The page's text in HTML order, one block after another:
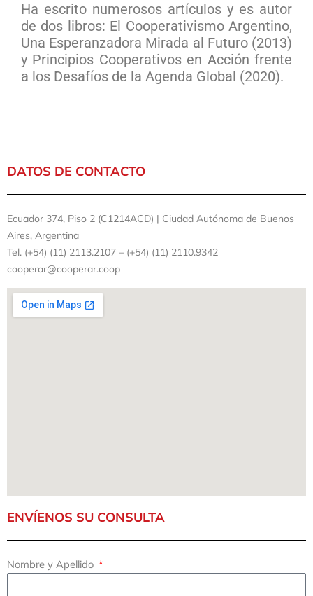
Ha escrito numerosos artículos y es autor
de dos libros: El Cooperativismo Argentino,
Una Esperanzadora Mirada al Futuro (2013)
y Principios Cooperativos en Acción frente
a los Desafíos de la Agenda Global (2020).
DATOS DE CONTACTO
Ecuador 374, Piso 2 (C1214ACD) | Ciudad Autónoma de Buenos
Aires, Argentina
Tel. (+54) (11) 2113.2107 – (+54) (11) 2110.9342
cooperar@cooperar.coop
ENVÍENOS SU CONSULTA
Nombre y Apellido